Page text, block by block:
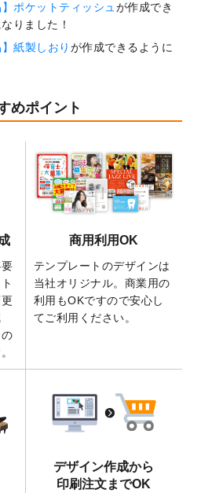
】ポケットティッシュが作成でき
りました！
】紙製しおり が作成できるように
上げる便利な操作方法3選！
した。
いのデザインテンプレート
マグネットステッカーが作成で
なりました！
ップを解説！」を公開いたしまし
画像の配置・差し替え・トリミン
プレート間でパーツを流用する
開いたしました。
ーホルダーのデザインテンプレ
いたしました。
アクリルキーホルダーが作成で
になりました！
4月始まりのカレンダーデザイン
ト
を公開いたしました。
めポイント
商用利用OK
テンプレートのデザインは
当社オリジナル。商業用の
利用もOKですので安心し
てご利用ください。
デザイン作成から
印刷注文までOK